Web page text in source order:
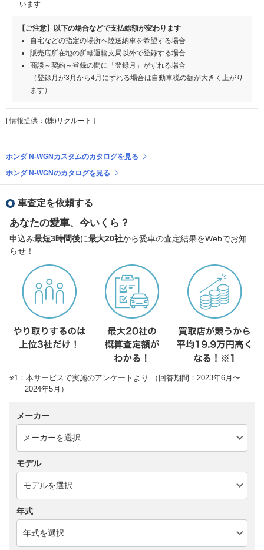
います
【ご注意】以下の場合などで支払総額が変わります
自宅などの指定の場所へ陸送納車を希望する場合
販売店所在地の所轄運輸支局以外で登録する場合
商談～契約～登録の間に「登録月」がずれる場合
（登録月が3月から4月にずれる場合は自動車税の額が大きく上がり
ます）
[ 情報提供：(株)リクルート ]
ホンダ N-WGNカスタムのカタログを見る
ホンダ N-WGNのカタログを見る
車査定を依頼する
あなたの愛車、今いくら？
申込み最短3時間後に最大20社から愛車の査定結果をWebでお知
らせ！
※1：本サービスで実施のアンケートより （回答期間：2023年6月〜
2024年5月）
メーカー
モデル
年式